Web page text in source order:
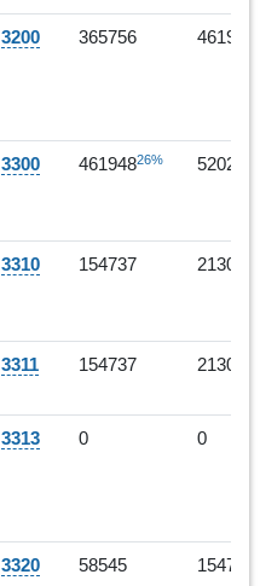
3200 365756 461948
3300 46194826% 520223
3310 154737 213009
3311 154737 213009
3313 0 0
3320 58545 154734